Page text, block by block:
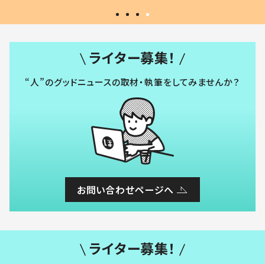
ライター募集！
“人”のグッドニュースの取材・執筆をしてみませんか？
お問い合わせページへ
ライター募集！